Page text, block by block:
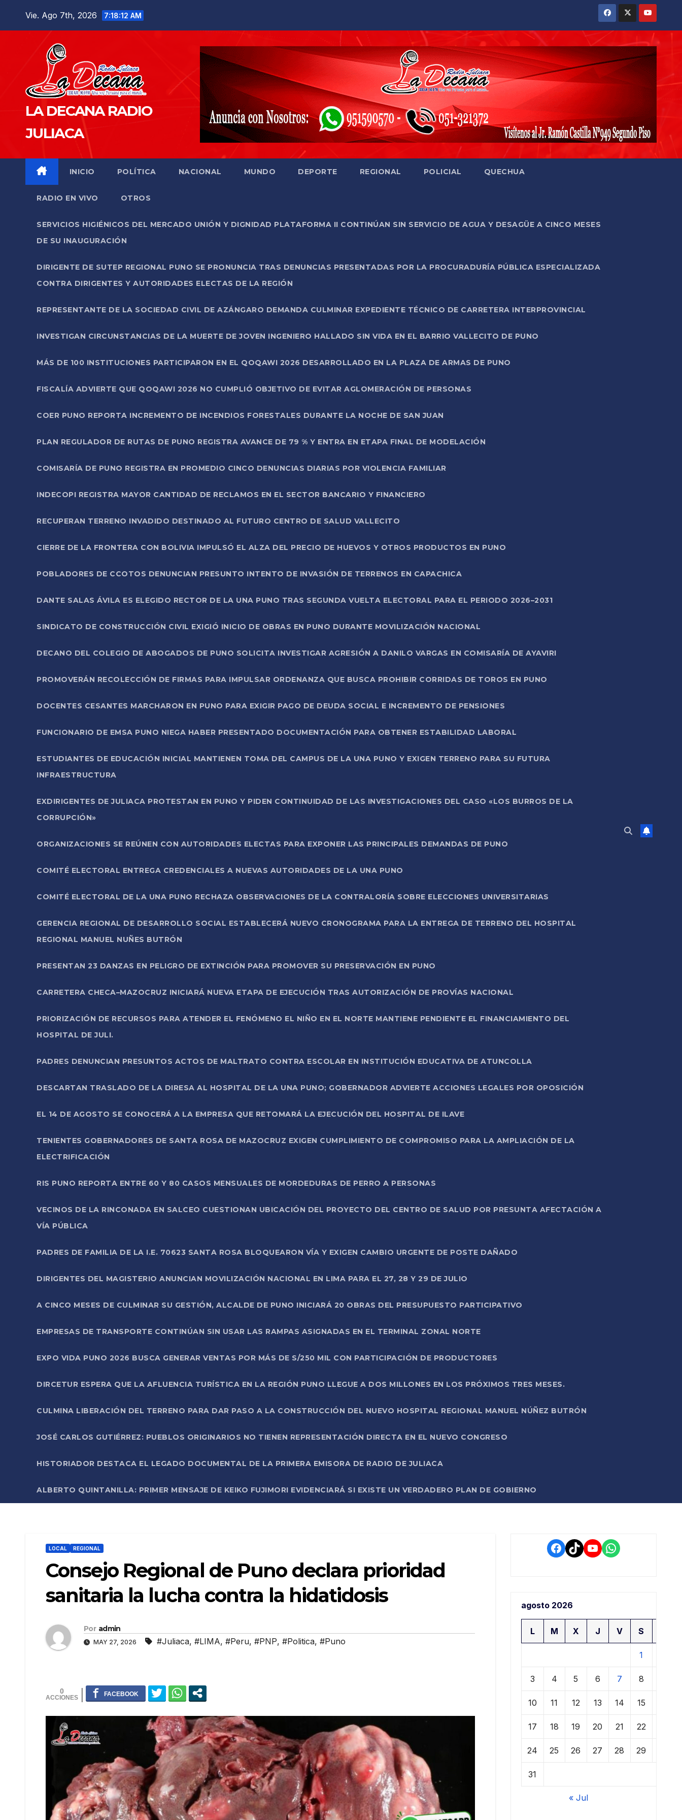
Vie. Ago 7th, 2026 7:18:14 AM
LA DECANA RADIO
JULIACA
INICIO POLÍTICA NACIONAL MUNDO DEPORTE REGIONAL POLICIAL QUECHUA
RADIO EN VIVO OTROS
SERVICIOS HIGIÉNICOS DEL MERCADO UNIÓN Y DIGNIDAD PLATAFORMA II CONTINÚAN SIN SERVICIO DE AGUA Y DESAGÜE A CINCO MESES
DE SU INAUGURACIÓN
DIRIGENTE DE SUTEP REGIONAL PUNO SE PRONUNCIA TRAS DENUNCIAS PRESENTADAS POR LA PROCURADURÍA PÚBLICA ESPECIALIZADA
CONTRA DIRIGENTES Y AUTORIDADES ELECTAS DE LA REGIÓN
REPRESENTANTE DE LA SOCIEDAD CIVIL DE AZÁNGARO DEMANDA CULMINAR EXPEDIENTE TÉCNICO DE CARRETERA INTERPROVINCIAL
INVESTIGAN CIRCUNSTANCIAS DE LA MUERTE DE JOVEN INGENIERO HALLADO SIN VIDA EN EL BARRIO VALLECITO DE PUNO
MÁS DE 100 INSTITUCIONES PARTICIPARON EN EL QOQAWI 2026 DESARROLLADO EN LA PLAZA DE ARMAS DE PUNO
FISCALÍA ADVIERTE QUE QOQAWI 2026 NO CUMPLIÓ OBJETIVO DE EVITAR AGLOMERACIÓN DE PERSONAS
COER PUNO REPORTA INCREMENTO DE INCENDIOS FORESTALES DURANTE LA NOCHE DE SAN JUAN
PLAN REGULADOR DE RUTAS DE PUNO REGISTRA AVANCE DE 79 % Y ENTRA EN ETAPA FINAL DE MODELACIÓN
COMISARÍA DE PUNO REGISTRA EN PROMEDIO CINCO DENUNCIAS DIARIAS POR VIOLENCIA FAMILIAR
INDECOPI REGISTRA MAYOR CANTIDAD DE RECLAMOS EN EL SECTOR BANCARIO Y FINANCIERO
RECUPERAN TERRENO INVADIDO DESTINADO AL FUTURO CENTRO DE SALUD VALLECITO
CIERRE DE LA FRONTERA CON BOLIVIA IMPULSÓ EL ALZA DEL PRECIO DE HUEVOS Y OTROS PRODUCTOS EN PUNO
POBLADORES DE CCOTOS DENUNCIAN PRESUNTO INTENTO DE INVASIÓN DE TERRENOS EN CAPACHICA
DANTE SALAS ÁVILA ES ELEGIDO RECTOR DE LA UNA PUNO TRAS SEGUNDA VUELTA ELECTORAL PARA EL PERIODO 2026–2031
SINDICATO DE CONSTRUCCIÓN CIVIL EXIGIÓ INICIO DE OBRAS EN PUNO DURANTE MOVILIZACIÓN NACIONAL
DECANO DEL COLEGIO DE ABOGADOS DE PUNO SOLICITA INVESTIGAR AGRESIÓN A DANILO VARGAS EN COMISARÍA DE AYAVIRI
PROMOVERÁN RECOLECCIÓN DE FIRMAS PARA IMPULSAR ORDENANZA QUE BUSCA PROHIBIR CORRIDAS DE TOROS EN PUNO
DOCENTES CESANTES MARCHARON EN PUNO PARA EXIGIR PAGO DE DEUDA SOCIAL E INCREMENTO DE PENSIONES
FUNCIONARIO DE EMSA PUNO NIEGA HABER PRESENTADO DOCUMENTACIÓN PARA OBTENER ESTABILIDAD LABORAL
ESTUDIANTES DE EDUCACIÓN INICIAL MANTIENEN TOMA DEL CAMPUS DE LA UNA PUNO Y EXIGEN TERRENO PARA SU FUTURA
INFRAESTRUCTURA
EXDIRIGENTES DE JULIACA PROTESTAN EN PUNO Y PIDEN CONTINUIDAD DE LAS INVESTIGACIONES DEL CASO «LOS BURROS DE LA
CORRUPCIÓN»
ORGANIZACIONES SE REÚNEN CON AUTORIDADES ELECTAS PARA EXPONER LAS PRINCIPALES DEMANDAS DE PUNO
COMITÉ ELECTORAL ENTREGA CREDENCIALES A NUEVAS AUTORIDADES DE LA UNA PUNO
COMITÉ ELECTORAL DE LA UNA PUNO RECHAZA OBSERVACIONES DE LA CONTRALORÍA SOBRE ELECCIONES UNIVERSITARIAS
GERENCIA REGIONAL DE DESARROLLO SOCIAL ESTABLECERÁ NUEVO CRONOGRAMA PARA LA ENTREGA DE TERRENO DEL HOSPITAL
REGIONAL MANUEL NUÑES BUTRÓN
PRESENTAN 23 DANZAS EN PELIGRO DE EXTINCIÓN PARA PROMOVER SU PRESERVACIÓN EN PUNO
CARRETERA CHECA–MAZOCRUZ INICIARÁ NUEVA ETAPA DE EJECUCIÓN TRAS AUTORIZACIÓN DE PROVÍAS NACIONAL
PRIORIZACIÓN DE RECURSOS PARA ATENDER EL FENÓMENO EL NIÑO EN EL NORTE MANTIENE PENDIENTE EL FINANCIAMIENTO DEL
HOSPITAL DE JULI.
PADRES DENUNCIAN PRESUNTOS ACTOS DE MALTRATO CONTRA ESCOLAR EN INSTITUCIÓN EDUCATIVA DE ATUNCOLLA
DESCARTAN TRASLADO DE LA DIRESA AL HOSPITAL DE LA UNA PUNO; GOBERNADOR ADVIERTE ACCIONES LEGALES POR OPOSICIÓN
EL 14 DE AGOSTO SE CONOCERÁ A LA EMPRESA QUE RETOMARÁ LA EJECUCIÓN DEL HOSPITAL DE ILAVE
TENIENTES GOBERNADORES DE SANTA ROSA DE MAZOCRUZ EXIGEN CUMPLIMIENTO DE COMPROMISO PARA LA AMPLIACIÓN DE LA
ELECTRIFICACIÓN
RIS PUNO REPORTA ENTRE 60 Y 80 CASOS MENSUALES DE MORDEDURAS DE PERRO A PERSONAS
VECINOS DE LA RINCONADA EN SALCEO CUESTIONAN UBICACIÓN DEL PROYECTO DEL CENTRO DE SALUD POR PRESUNTA AFECTACIÓN A
VÍA PÚBLICA
PADRES DE FAMILIA DE LA I.E. 70623 SANTA ROSA BLOQUEARON VÍA Y EXIGEN CAMBIO URGENTE DE POSTE DAÑADO
DIRIGENTES DEL MAGISTERIO ANUNCIAN MOVILIZACIÓN NACIONAL EN LIMA PARA EL 27, 28 Y 29 DE JULIO
A CINCO MESES DE CULMINAR SU GESTIÓN, ALCALDE DE PUNO INICIARÁ 20 OBRAS DEL PRESUPUESTO PARTICIPATIVO
EMPRESAS DE TRANSPORTE CONTINÚAN SIN USAR LAS RAMPAS ASIGNADAS EN EL TERMINAL ZONAL NORTE
EXPO VIDA PUNO 2026 BUSCA GENERAR VENTAS POR MÁS DE S/250 MIL CON PARTICIPACIÓN DE PRODUCTORES
DIRCETUR ESPERA QUE LA AFLUENCIA TURÍSTICA EN LA REGIÓN PUNO LLEGUE A DOS MILLONES EN LOS PRÓXIMOS TRES MESES.
CULMINA LIBERACIÓN DEL TERRENO PARA DAR PASO A LA CONSTRUCCIÓN DEL NUEVO HOSPITAL REGIONAL MANUEL NÚÑEZ BUTRÓN
JOSÉ CARLOS GUTIÉRREZ: PUEBLOS ORIGINARIOS NO TIENEN REPRESENTACIÓN DIRECTA EN EL NUEVO CONGRESO
HISTORIADOR DESTACA EL LEGADO DOCUMENTAL DE LA PRIMERA EMISORA DE RADIO DE JULIACA
ALBERTO QUINTANILLA: PRIMER MENSAJE DE KEIKO FUJIMORI EVIDENCIARÁ SI EXISTE UN VERDADERO PLAN DE GOBIERNO
LOCAL REGIONAL
Consejo Regional de Puno declara prioridad
sanitaria la lucha contra la hidatidosis
Por admin
MAY 27, 2026 #Juliaca, #LIMA, #Peru, #PNP, #Politica, #Puno
0
Facebook
TikTokYouTube
WhatsApp
agosto 2026
L M X J V S
1
3 4 5 6 7 8
10 11 12 13 14 15
17 18 19 20 21 22
24 25 26 27 28 29
31
« Jul